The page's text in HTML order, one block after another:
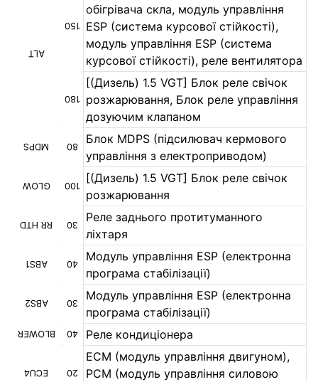
ALT
150
обігрівача скла, модуль управління
ESP (система курсової стійкості),
модуль управління ESP (система
курсової стійкості), реле вентилятора
180
[(Дизель) 1.5 VGT] Блок реле свічок
розжарювання, Блок реле управління
дозуючим клапаном
MDPS 80
Блок MDPS (підсилювач кермового
управління з електроприводом)
GLOW 100
[(Дизель) 1.5 VGT] Блок реле свічок
розжарювання
RR HTD 30
Реле заднього протитуманного
ліхтаря
ABS1 40
Модуль управління ESP (електронна
програма стабілізації)
ABS2 30
Модуль управління ESP (електронна
програма стабілізації)
BLOWER 40 Реле кондиціонера
ECU4 20
ECM (модуль управління двигуном),
PCM (модуль управління силовою